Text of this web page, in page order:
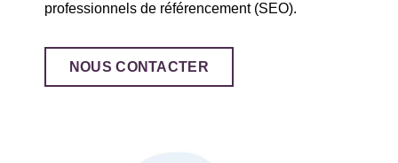
professionnels de référencement (SEO).
NOUS CONTACTER